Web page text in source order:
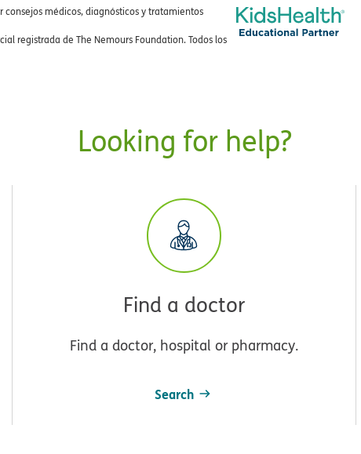
médicos, diagnósticos y tratamientos
registrada de The Nemours Foundation. Todos los
Looking for help?
Find a doctor
Find a doctor, hospital or pharmacy.
Search